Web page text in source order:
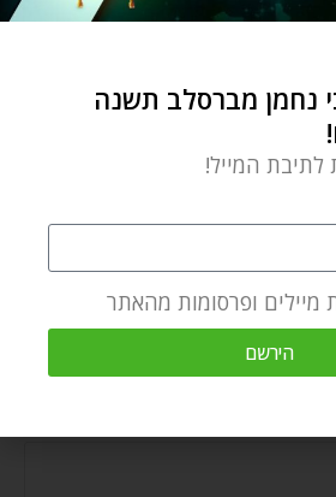
לראש השנה
נחמן מברסלב תשנה
לתיבת המייל!
ופרסומות מהאתר
הירשם